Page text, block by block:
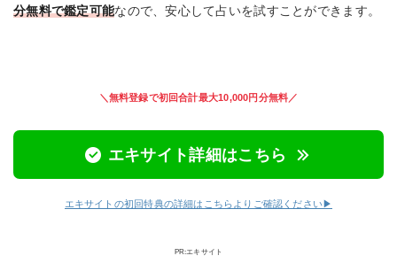
分無料で鑑定可能なので、安心して占いを試すことができます。
＼無料登録で初回合計最大10,000円分無料／
エキサイト詳細はこちら
エキサイトの初回特典の詳細はこちらよりご確認ください▶︎
PR:エキサイト